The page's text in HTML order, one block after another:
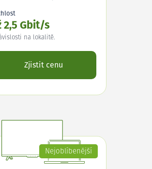
2,5 Gbit/s
na lokalitě.
Zjistit cenu
Nejoblíbenější